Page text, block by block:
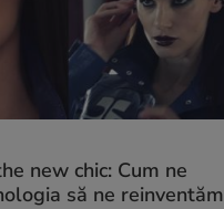
new chic: Cum ne
să ne reinventăm